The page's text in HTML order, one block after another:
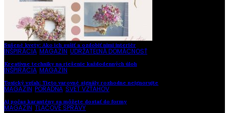
Sušené kvety: Ako ich sušiť a ozdobiť nimi interiér
INŠPIRÁCIA MAGAZÍN UDRŽATEĽNÁ DOMÁCNOSŤ
Kreatívne techniky na riešenie každodenných úloh
INŠPIRÁCIA MAGAZÍN
Toxický vzťah: Tieto varovné signály rozhodne neignorujte
MAGAZÍN PORADŇA SVET VZŤAHOV
Aj počas karantény sa môžete dostať do formy
MAGAZÍN TLAČOVÉ SPRÁVY